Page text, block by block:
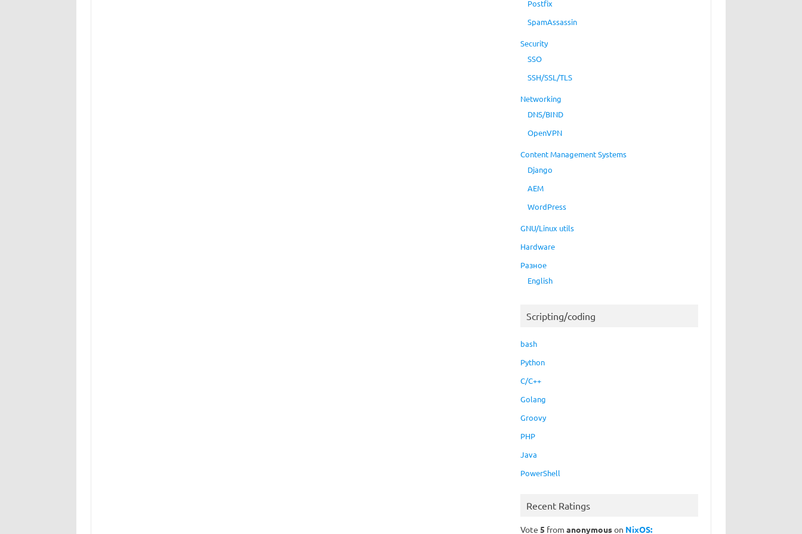
Postfix
SpamAssassin
Security
SSO
SSH/SSL/TLS
Networking
DNS/BIND
OpenVPN
Content Management Systems
Django
AEM
WordPress
GNU/Linux utils
Hardware
Разное
English
Scripting/coding
bash
Python
C/C++
Golang
Groovy
PHP
Java
PowerShell
Recent Ratings
Vote5 fromanonymouson NixOS: